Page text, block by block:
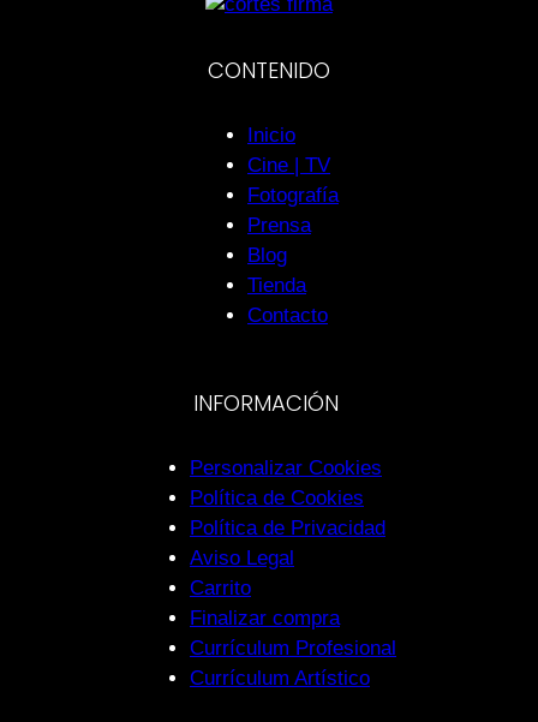
CONTENIDO
Inicio
Cine | TV
Fotografía
Prensa
Blog
Tienda
Contacto
INFORMACIÓN
Personalizar Cookies
Política de Cookies
Política de Privacidad
Aviso Legal
Carrito
Finalizar compra
Currículum Profesional
Currículum Artístico